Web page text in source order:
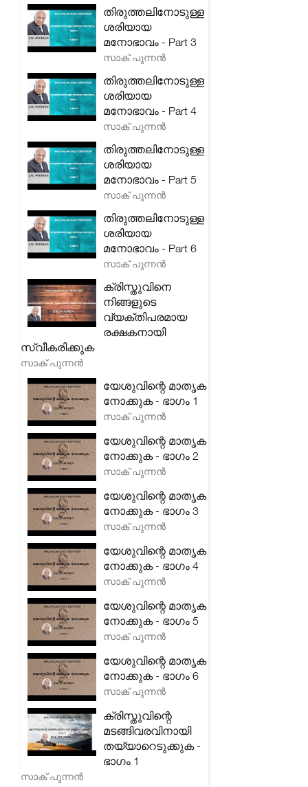
തിരുത്തലിനോടുള്ള
ശരിയായ
മനോഭാവം - Part 3
സാക് പുന്നൻ
തിരുത്തലിനോടുള്ള
ശരിയായ
മനോഭാവം - Part 4
സാക് പുന്നൻ
തിരുത്തലിനോടുള്ള
ശരിയായ
മനോഭാവം - Part 5
സാക് പുന്നൻ
തിരുത്തലിനോടുള്ള
ശരിയായ
മനോഭാവം - Part 6
സാക് പുന്നൻ
ക്രിസ്തുവിനെ
നിങ്ങളുടെ
വ്യക്തിപരമായ
രക്ഷകനായി
സ്വീകരിക്കുക
സാക് പുന്നൻ
യേശുവിന്റെ മാതൃക
നോക്കുക - ഭാഗം 1
സാക് പുന്നൻ
യേശുവിന്റെ മാതൃക
നോക്കുക - ഭാഗം 2
സാക് പുന്നൻ
യേശുവിന്റെ മാതൃക
നോക്കുക - ഭാഗം 3
സാക് പുന്നൻ
യേശുവിന്റെ മാതൃക
നോക്കുക - ഭാഗം 4
സാക് പുന്നൻ
യേശുവിന്റെ മാതൃക
നോക്കുക - ഭാഗം 5
സാക് പുന്നൻ
യേശുവിന്റെ മാതൃക
നോക്കുക - ഭാഗം 6
സാക് പുന്നൻ
ക്രിസ്തുവിന്റെ
മടങ്ങിവരവിനായി
തയ്യാറെടുക്കുക -
ഭാഗം 1
സാക് പുന്നൻ